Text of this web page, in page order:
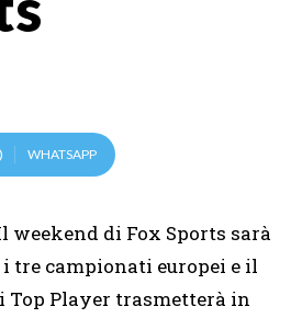
WHATSAPP
weekend di Fox Sports sarà
tre campionati europei e il
Top Player trasmetterà in